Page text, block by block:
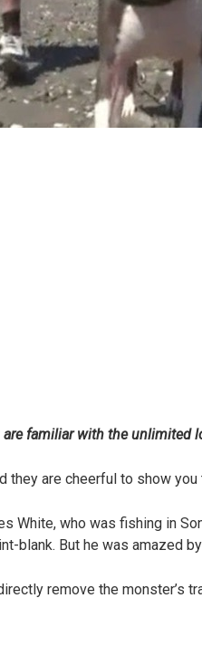
are familiar with the unlimited
they are cheerful to show
White, who was fishing in
blank. But he was amazed
remove the monster’s